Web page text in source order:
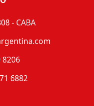
- CABA
8206
6882